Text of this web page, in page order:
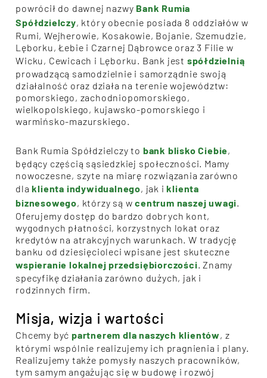
powrócił do dawnej nazwy Bank Rumia
Spółdzielczy, który obecnie posiada 8 oddziałów w
Rumi, Wejherowie, Kosakowie, Bojanie, Szemudzie,
Lęborku, Łebie i Czarnej Dąbrowce oraz 3 Filie w
Wicku, Cewicach i Lęborku. Bank jest spółdzielnią
prowadzącą samodzielnie i samorządnie swoją
działalność oraz działa na terenie województw:
pomorskiego, zachodniopomorskiego,
wielkopolskiego, kujawsko-pomorskiego i
warmińsko-mazurskiego.
Bank Rumia Spółdzielczy to bank blisko Ciebie,
będący częścią sąsiedzkiej społeczności. Mamy
nowoczesne, szyte na miarę rozwiązania zarówno
dlaklienta indywidualnego, jak iklienta
biznesowego, którzy są wcentrum naszej uwagi
Oferujemy dostęp do bardzo dobrych kont,
wygodnych płatności, korzystnych lokat oraz
kredytów na atrakcyjnych warunkach. W tradycję
banku od dziesięcioleci wpisane jest skuteczne
wspieranie lokalnej przedsiębiorczości . Znamy
specyfikę działania zarówno dużych, jak i
rodzinnych firm.
Misja, wizja i wartości
Chcemy byćpartnerem dla naszych klientów , z
którymi wspólnie realizujemy ich pragnienia i plany.
Realizujemy także pomysły naszych pracowników,
tym samym angażując się w budowę i rozwój